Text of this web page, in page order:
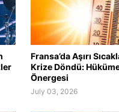
Fransa’da Aşırı
Krize Döndü:
Önergesi
July 03, 2026